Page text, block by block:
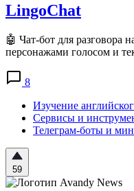
LingoChat
🤖 Чат-бот для разговора
персонажами голосом и
8
Изучение
Сервисы и
Телеграм-боты и
59